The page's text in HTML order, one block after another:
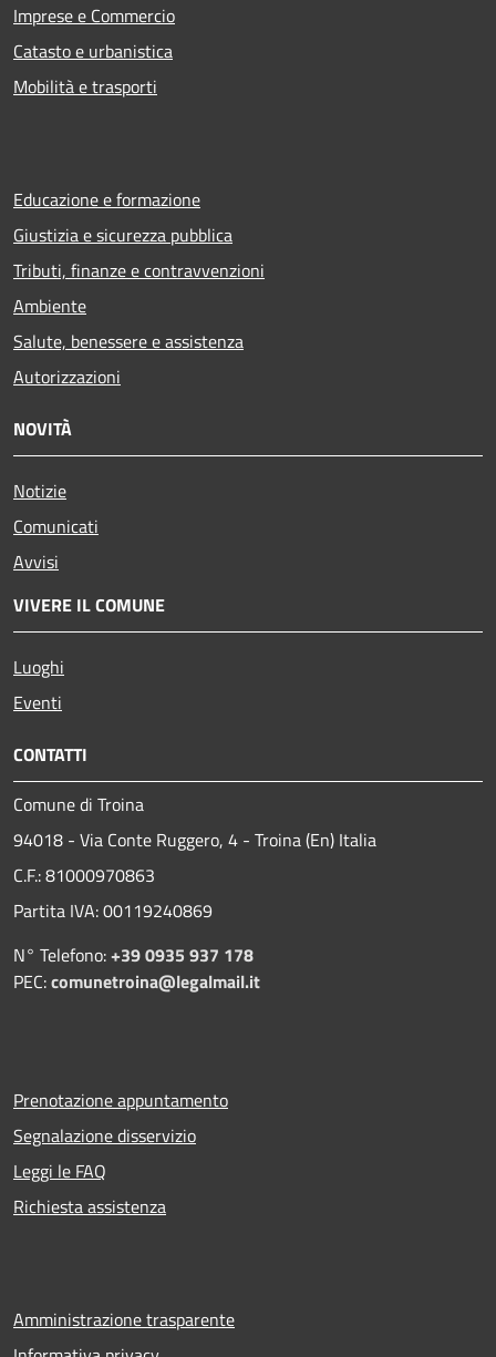
Imprese e Commercio
Catasto e urbanistica
Mobilità e trasporti
Educazione e formazione
Giustizia e sicurezza pubblica
Tributi, finanze e contravvenzioni
Ambiente
Salute, benessere e assistenza
Autorizzazioni
NOVITÀ
Notizie
Comunicati
Avvisi
VIVERE IL COMUNE
Luoghi
Eventi
CONTATTI
Comune di Troina
94018 - Via Conte Ruggero, 4 - Troina (En) Italia
C.F.: 81000970863
Partita IVA: 00119240869
N° Telefono:+39 0935 937 178
PEC:comunetroina@legalmail.it
Prenotazione appuntamento
Segnalazione disservizio
Leggi le FAQ
Richiesta assistenza
Amministrazione trasparente